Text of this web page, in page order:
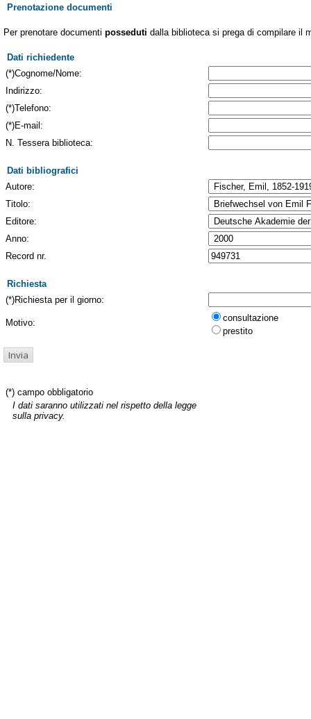
Prenotazione documenti
Per prenotare documenti posseduti dalla biblioteca si prega di compilare il
Dati richiedente
(*)Cognome/Nome:
Indirizzo:
(*)Telefono:
(*)E-mail:
N. Tessera biblioteca:
Dati bibliografici
Autore:
Titolo:
Editore:
Anno:
Record nr.
Richiesta
(*)Richiesta per il giorno:
Motivo:
consultazione
prestito
(*) campo obbligatorio
I dati saranno utilizzati nel rispetto della legge
sulla privacy.